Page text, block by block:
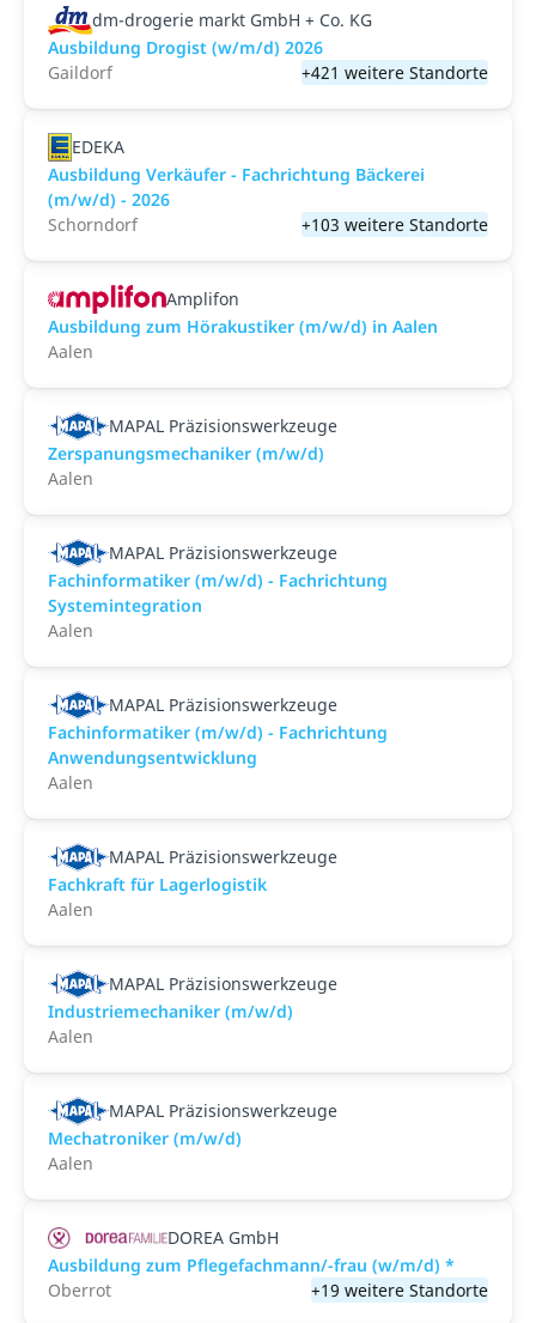
dm-drogerie markt GmbH + Co. KG
Ausbildung Drogist (w/m/d) 2026
Gaildorf
+421 weitere Standorte
EDEKA
Ausbildung Verkäufer - Fachrichtung Bäckerei
(m/w/d) - 2026
Schorndorf
+103 weitere Standorte
Amplifon
Ausbildung zum Hörakustiker (m/w/d) in Aalen
Aalen
MAPAL Präzisionswerkzeuge
Zerspanungsmechaniker (m/w/d)
Aalen
MAPAL Präzisionswerkzeuge
Fachinformatiker (m/w/d) - Fachrichtung
Systemintegration
Aalen
MAPAL Präzisionswerkzeuge
Fachinformatiker (m/w/d) - Fachrichtung
Anwendungsentwicklung
Aalen
MAPAL Präzisionswerkzeuge
Fachkraft für Lagerlogistik
Aalen
MAPAL Präzisionswerkzeuge
Industriemechaniker (m/w/d)
Aalen
MAPAL Präzisionswerkzeuge
Mechatroniker (m/w/d)
Aalen
DOREA GmbH
Ausbildung zum Pflegefachmann/-frau (w/m/d) *
Oberrot
+19 weitere Standorte